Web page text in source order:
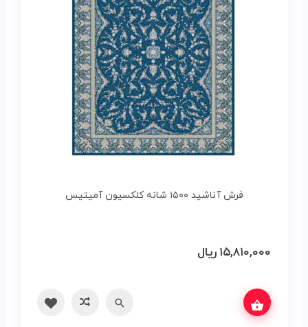
فرش آناشید ۱۵۰۰ شانه کلکسیون آمیتیس
۱۵,۸۱۰,۰۰۰ ریال
مقایسه